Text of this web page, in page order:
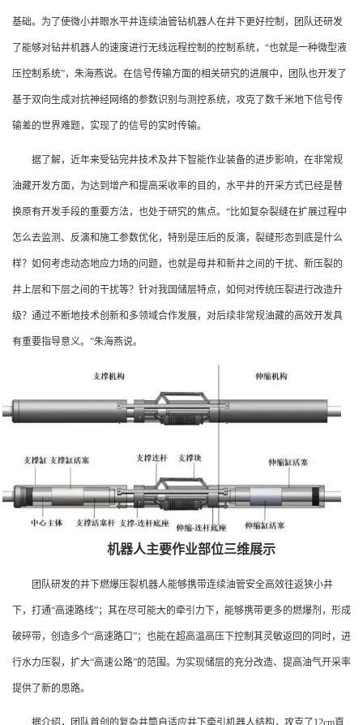
基础。为了使微小井眼水平井连续油管钻机器人在井下更好控制，团队还研发
了能够对钻井机器人的速度进行无线远程控制的控制系统，“也就是一种微型液
压控制系统”，朱海燕说。在信号传输方面的相关研究的进展中，团队也开发了
基于双向生成对抗神经网络的参数识别与测控系统，攻克了数千米地下信号传
输差的世界难题，实现了的信号的实时传输。
据了解，近年来受钻完井技术及井下智能作业装备的进步影响，在非常规
油藏开发方面，为达到增产和提高采收率的目的，水平井的开采方式已经是替
换原有开发手段的重要方法，也处于研究的焦点。“比如复杂裂缝在扩展过程中
怎么去监测、反演和施工参数优化，特别是压后的反演，裂缝形态到底是什么
样？如何考虑动态地应力场的问题，也就是母井和新井之间的干扰、新压裂的
井上层和下层之间的干扰等？针对我国储层特点，如何对传统压裂进行改造升
级？通过不断地技术创新和多领域合作发展，对后续非常规油藏的高效开发具
有重要指导意义。”朱海燕说。
机器人主要作业部位三维展示
团队研发的井下燃爆压裂机器人能够携带连续油管安全高效往返狭小井
下，打通“高速路线”；其在尽可能大的牵引力下，能够携带更多的燃爆剂，形成
破碎带，创造多个“高速路口”；也能在超高温高压下控制其灵敏返回的同时，进
行水力压裂，扩大“高速公路”的范围。为实现储层的充分改造、提高油气开采率
提供了新的思路。
据介绍，团队首创的复杂井筒自适应井下牵引机器人结构，攻克了12cm直